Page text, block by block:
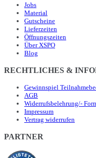
Jobs
Material
Gutscheine
Lieferzeiten
Öffnungszeiten
Über XSPO
Blog
RECHTLICHES &
Gewinnspiel
AGB
Widerrufsbelehrung/-
Impressum
Vertrag widerrufen
PARTNER